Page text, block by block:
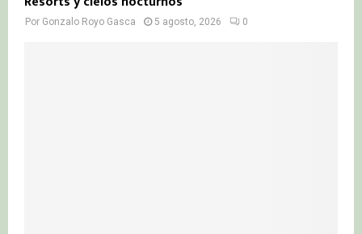
Por Gonzalo Royo Gasca 5 agosto, 2026 0